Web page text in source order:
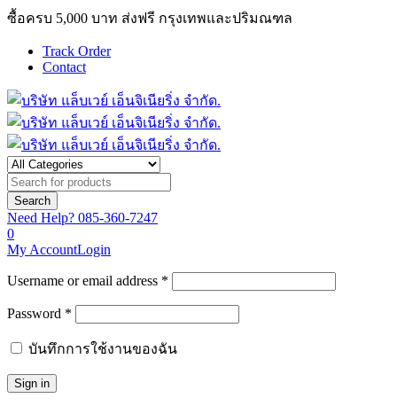
ซื้อครบ 5,000 บาท ส่งฟรี กรุงเทพและปริมณฑล
Track Order
Contact
Need Help? 085-360-7247
0
My AccountLogin
Username or email address *
Password *
บันทึกการใช้งานของฉัน